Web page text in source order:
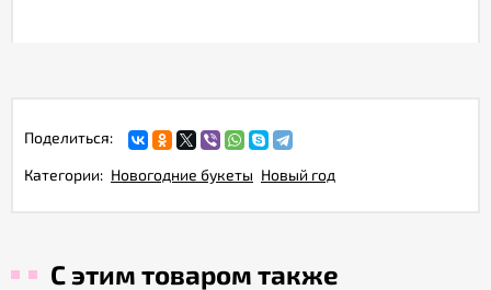
Поделиться:
Категории: Новогодние букеты Новый год
С этим товаром также